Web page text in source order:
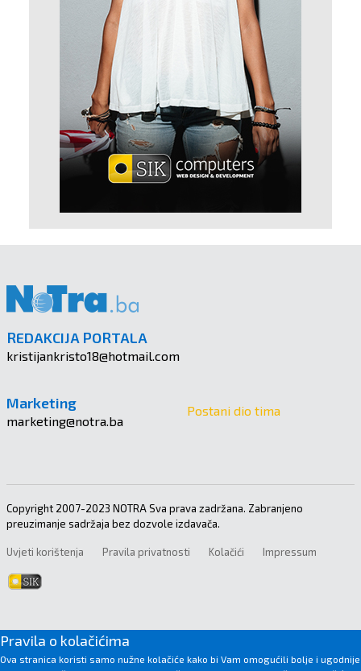
REDAKCIJA PORTALA
kristijankristo18@hotmail.com
Marketing
marketing@notra.ba
Postani dio tima
Copyright 2007-2023 NOTRA Sva prava zadržana. Zabranjeno
preuzimanje sadržaja bez dozvole izdavača.
Uvjeti korištenja Pravila privatnosti Kolačići Impressum
Pravila o kolačićima
Ova stranica koristi samo nužne kolačiće kako bi Vam omogućili bolje i ugodnije